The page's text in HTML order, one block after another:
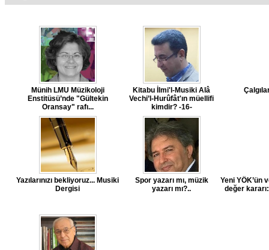
Münih LMU Müzikoloji
Enstitüsü’nde "Gültekin
Oransay" rafı...
Kitabu İlmi'l-Musiki Alâ
Vechi’l-Hurûfât'ın müellifi
kimdir? -16-
Yazılarınızı bekliyoruz... Musiki
Dergisi
Spor yazarı mı, müzik
yazarı mı?..
Yeni YÖK’ün
değer